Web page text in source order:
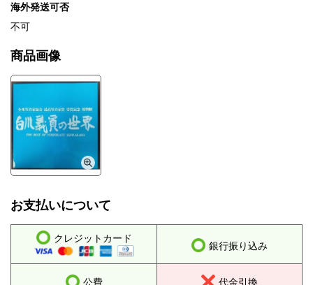
海外発送可否
不可
商品画像
お支払いについて
クレジットカード
銀行振り込み
公費 代金引換